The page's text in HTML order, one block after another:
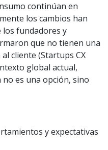
continúan en
los cambios han
los fundadores y
que no tienen una
cliente (Startups CX
global actual,
es una opción, sino
y expectativas